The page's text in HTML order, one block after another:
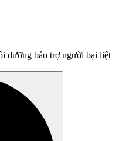
dưỡng bảo trợ người bại liệt